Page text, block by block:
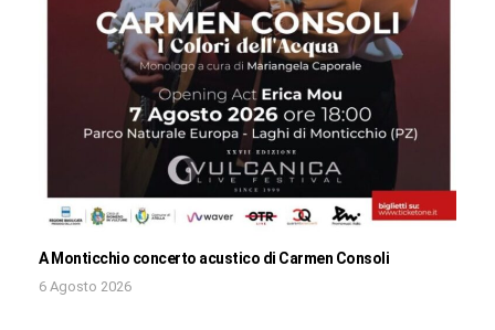
A Monticchio concerto acustico di Carmen Consoli
6 Agosto 2026